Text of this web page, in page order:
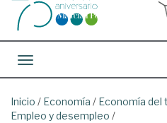
Toggle navigation
Inicio / Economía / Economía del
Empleo y desempleo /